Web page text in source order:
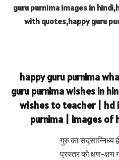
guru purnima images in
with quotes,happy guru
happy guru purnima
guru purnima wishes in
wishes to teacher | hd
purnima | images of
गुरु का सद्सान्निध्य
प्रस्तर को क्षण-क्षण